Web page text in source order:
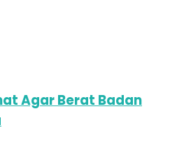
Agar Berat Badan